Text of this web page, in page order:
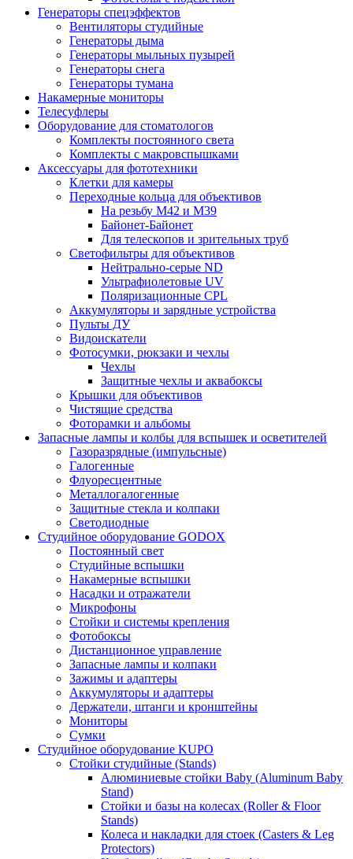
Генераторы спецэффектов
Вентиляторы студийные
Генераторы дыма
Генераторы мыльных пузырей
Генераторы снега
Генераторы тумана
Накамерные мониторы
Телесуфлеры
Оборудование для стоматологов
Комплекты постоянного света
Комплекты с макровспышками
Аксессуары для фототехники
Клетки для камеры
Переходные кольца для объективов
На резьбу М42 и М39
Байонет-Байонет
Для телескопов и зрительных труб
Светофильтры для объективов
Нейтрально-серые ND
Ультрафиолетовые UV
Поляризационные CPL
Аккумуляторы и зарядные устройства
Пульты ДУ
Видоискатели
Фотосумки, рюкзаки и чехлы
Чехлы
Защитные чехлы и аквабоксы
Крышки для объективов
Чистящие средства
Фоторамки и альбомы
Запасные лампы и колбы для вспышек и осветителей
Газоразрядные (импульсные)
Галогенные
Флуоресцентные
Металлогалогенные
Защитные стекла и колпаки
Светодиодные
Студийное оборудование GODOX
Постоянный свет
Студийные вспышки
Накамерные вспышки
Насадки и отражатели
Микрофоны
Стойки и системы крепления
Фотобоксы
Дистанционное управление
Запасные лампы и колпаки
Зажимы и адаптеры
Аккумуляторы и адаптеры
Держатели, штанги и кронштейны
Мониторы
Сумки
Студийное оборудование KUPO
Стойки студийные (Stands)
Алюминиевые стойки Baby (Aluminum Baby
Stand)
Стойки и базы на колесах (Roller & Floor
Stands)
Колеса и накладки для стоек (Casters & Leg
Protectors)